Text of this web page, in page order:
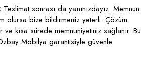
Teslimat sonrası da yanınızdayız. Memnun
olursa bize bildirmeniz yeterli. Çözüm
ve kısa sürede memnuniyetiniz sağlanır. Bu
Mobilya garantisiyle güvenle